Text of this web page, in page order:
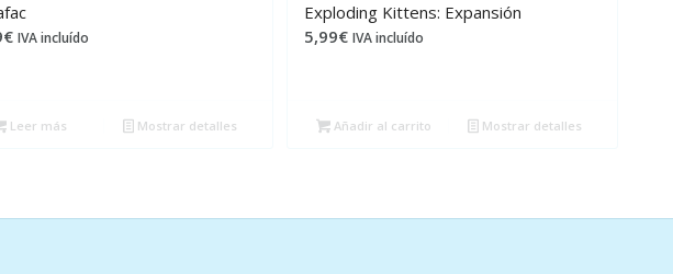
€ IVA incluído
Leer más Mostrar detalles
Exploding Kittens: Expansión
5,99€ IVA incluído
Añadir al carrito Mostrar detalles